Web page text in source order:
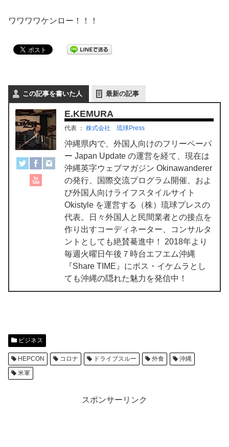
ワワワワケンロー！！！
この記事を書いた人 最新の記事
E.KEMURA
代表 ： 株式会社 琉球Press
沖縄県内で、外国人向けのフリーペーパ
ー Japan Update の運営を経て、現在は
沖縄英字ウェブマガジン Okinawanderer
の発行、国際交流プログラム開催、およ
び外国人向けライフスタイルサイト
Okistyle を運営する（株）琉球プレスの
代表。日々外国人と民間業者との接点を
作り出すコーディネーター、コンサルタ
ントとしても絶賛驀進中！ 2018年より
毎週火曜日午後７時台エフエム沖縄
『Share TIME』にボス・イケムラとし
ても沖縄の隠れた魅力を発信中！
ビジネス
HEPCON コロナ ドライブスルー 外食
沖縄
米軍
スポンサーリンク